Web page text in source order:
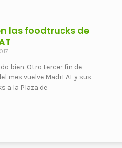
las foodtrucks de
bien. Otro tercer fin de
mes vuelve MadrEAT y sus
a la Plaza de